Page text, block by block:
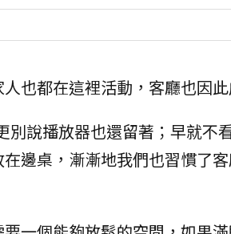
也都在這裡活動，客廳也因
別說播放器也還留著；早就不
邊桌，漸漸地我們也習慣了